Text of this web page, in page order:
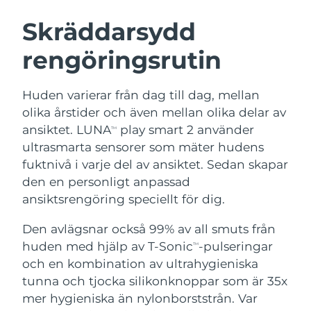
Skräddarsydd
rengöringsrutin
Huden varierar från dag till dag, mellan
olika årstider och även mellan olika delar av
ansiktet. LUNATM
play smart 2 använder
ultrasmarta sensorer som mäter hudens
fuktnivå i varje del av ansiktet. Sedan skapar
den en personligt anpassad
ansiktsrengöring speciellt för dig.
Den avlägsnar också 99% av all smuts från
huden med hjälp av T-SonicTM-pulseringar
och en kombination av ultrahygieniska
tunna och tjocka silikonknoppar som är 35x
mer hygieniska än nylonborststrån. Var
LUNA™ 4-paket
Anti-aging massage
LUNA™ 4 Plus
Massage, LED heating
LUNA™ 4 Men
For men, anti-aging massage
BEAR™ 2-paket
Microcurrent toning
BEAR™ 2 go
Microcurrent toning on-the-go
BEAR™ 2 eyes & lips
Microcurrent line smoothing device
Återfuktning
UFO™ 3-paket
Deep facial hydration
UFO™ 3 LED
Near-infrared and red light therapy
device
Munvård
issa™ 4
Hybrid silicone sonic toothbrush
issa™ 4 plus
Smart hybrid silicone sonic toothbrush
FAQ™ ANTI-AGING-BEHANDLING
Anti-aging LED-behandlingar
NEW
Österrike Förväntad leverans
Bahrain Förväntad leverans
Belgien
Bermuda Förväntad leverans8/15/26
Bosnien och
Hercegovina
Förväntad leverans8/12/26
Brunei Förväntad leverans
Bulgarien Förväntad leverans8/9/26
Kanada Förväntad leverans8/13/26
Chile Förväntad leverans8/13/26